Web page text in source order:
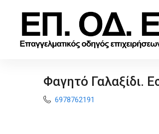
Φαγητό Γαλαξίδι.
6978762191